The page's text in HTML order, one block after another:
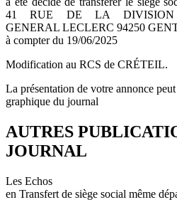
41 RUE DE LA
GENERAL LECLERC 94250
à compter du 19/06/2025
Modification au RCS de CRÉTEIL.
La présentation de votre annonce
graphique du journal
AUTRES
JOURNAL
Les Echos
en Transfert de siège social même